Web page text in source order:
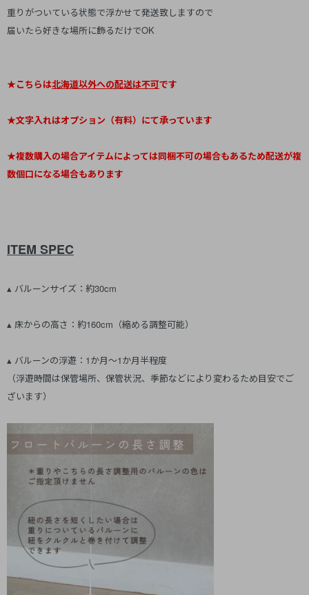
重りがついている状態で浮かせて発送致しますので
届いたら好きな場所に飾るだけでOK
★こちらは北海道以外への配送は不可です
★文字入れはオプション（有料）にて承っています
★複数購入の場合アイテムによっては同梱不可の場合もあるため配送が複
数個口になる場合もあります
ITEM SPEC
▴ バルーンサイズ：約30cm
▴ 床からの高さ：約160cm（縮める調整可能）
▴ バルーンの浮遊：1か月～1か月半程度
（浮遊時間は保管場所、保管状況、季節などにより変わるため目安でご
ざいます）